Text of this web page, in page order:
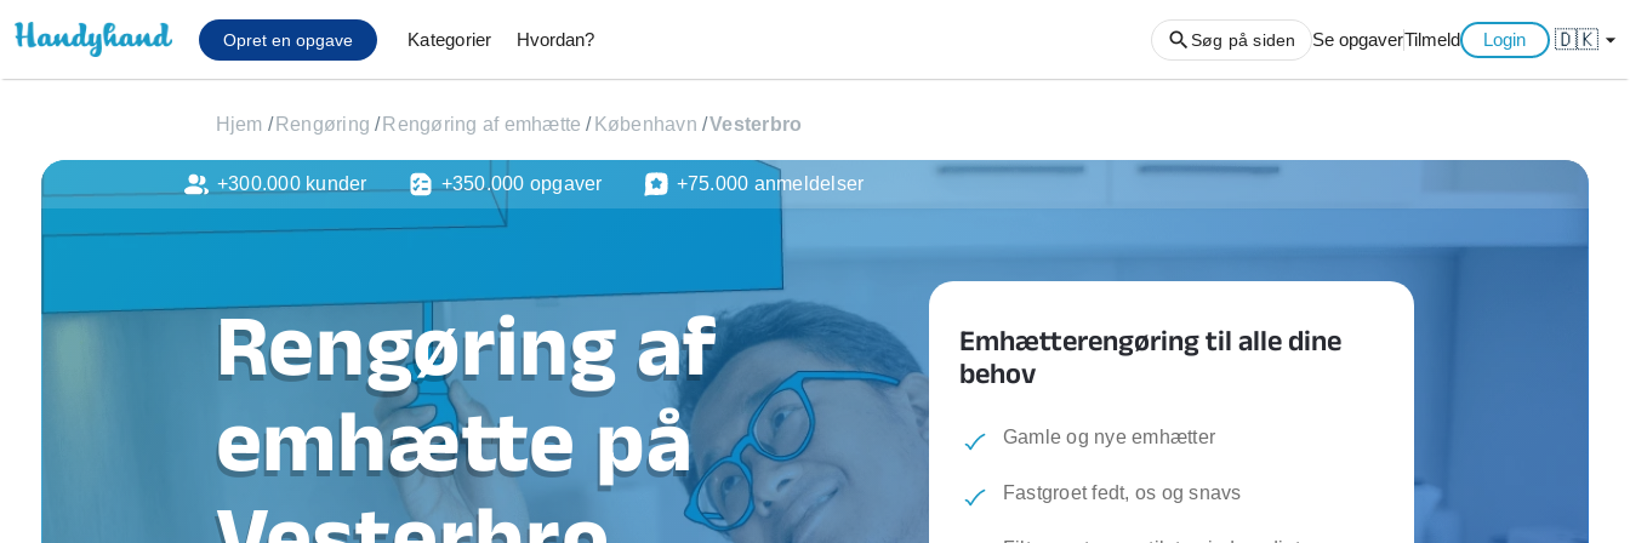
Opret en opgave Kategorier
Affaldsfjernelse Afhentning af byggeaffald
Afhentning af køleskab
Cykel reparation
Elektriker
Flyttehjælp
Fodterapeut
Gulvlaminering
Hækkeklipning
Hårde hvidevare Montering & Reperation
Havearbejde
Hjælp til mobil, pc, tv
Hundepasning
Installation af ildsted
Lejligheds rengøring
Møbelsamling og montering
Mobil frisør
Montering af køkken
Ophængning af lamper
Opsætning af emhætte
Hvordan? Søg på siden Se opgaverTilmeld Login 🇩🇰 arrow_drop_down
Hjem / Rengøring / Rengøring af emhætte / København /Vesterbro
Rengøring af
emhætte på
Emhætterengøring til alle dine
behov
Gamle og nye emhætter
Fastgroet fedt, os og snavs
+300.000 kunder +350.000 opgaver +75.000 anmeldelser